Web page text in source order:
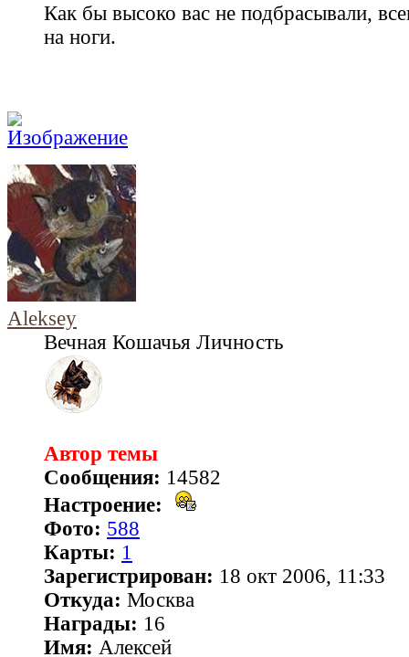
Как бы высоко вас не подбрасывали,
на ноги.
Aleksey
Вечная Кошачья Личность
Автор темы
Сообщения: 14582
Настроение:
Фото: 588
Карты: 1
Зарегистрирован: 18 окт 2006, 11:33
Откуда: Москва
Награды: 16
Имя: Алексей